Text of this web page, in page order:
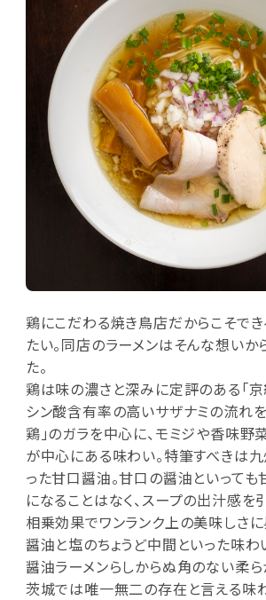
鶏にこだわる焼き鳥店だからこそで
たい。同店のラーメンはそんな想いか
た。
鶏は味の濃さと深みに定評のある「京
シン酸含有率の高いサザナミの流れ
鶏」のガラを中心に、モミジや香味野
が中心にある味わい。特筆すべきは
った甘口醤油。甘口の醤油といって
になることはなく、スープの出汁感を
相乗効果でワンランク上の美味しさに
醤油と塩のちょうど中間といった味わ
醤油ラーメンらしからぬ角のない柔
茨城では唯一無二の存在と言える味